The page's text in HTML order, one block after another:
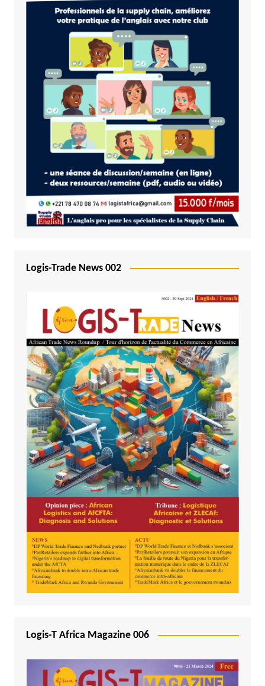
Logis-Trade News 002
Logis-T Africa Magazine 006